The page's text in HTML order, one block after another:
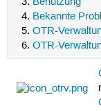
Bekannte
OTR-
OTR-